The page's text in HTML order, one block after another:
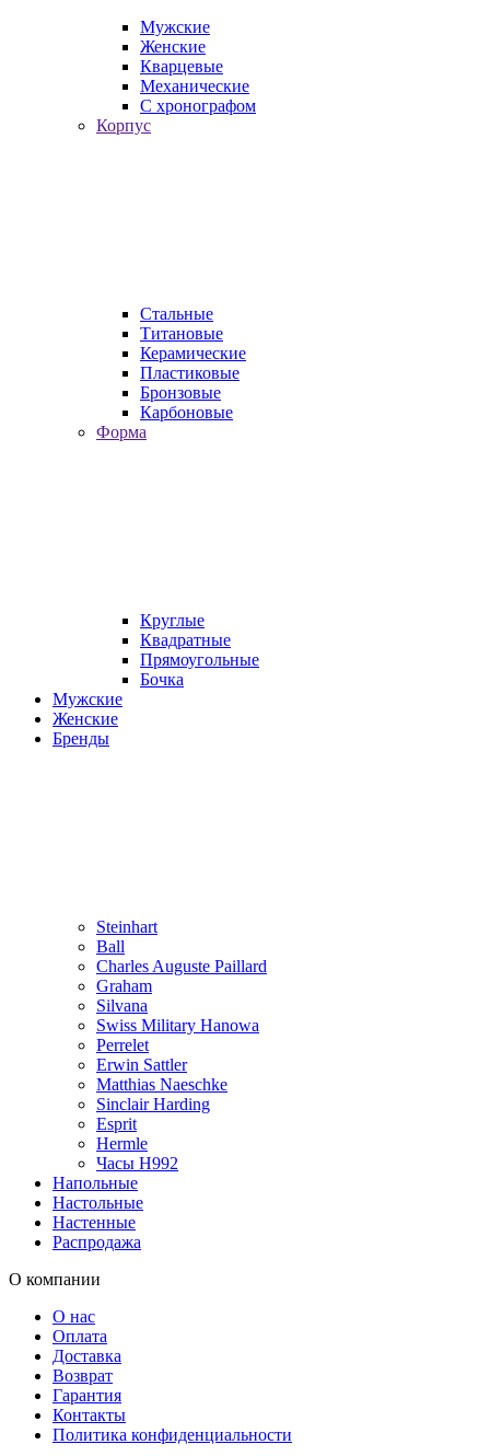
Мужские
Женские
Кварцевые
Механические
С хронографом
Корпус
Стальные
Титановые
Керамические
Пластиковые
Бронзовые
Карбоновые
Форма
Круглые
Квадратные
Прямоугольные
Бочка
Мужские
Женские
Бренды
Steinhart
Ball
Charles Auguste Paillard
Graham
Silvana
Swiss Military Hanowa
Perrelet
Erwin Sattler
Matthias Naeschke
Sinclair Harding
Esprit
Hermle
Часы H992
Напольные
Настольные
Настенные
Распродажа
О компании
О нас
Оплата
Доставка
Возврат
Гарантия
Контакты
Политика конфиденциальности